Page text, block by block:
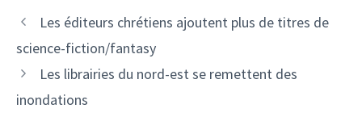
Les éditeurs chrétiens ajoutent plus de titres de
science-fiction/fantasy
Les librairies du nord-est se remettent des
inondations